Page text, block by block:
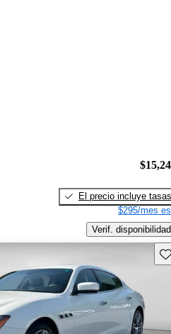
El precio incluye tasas
$295/mes
Verif. disponibilidad